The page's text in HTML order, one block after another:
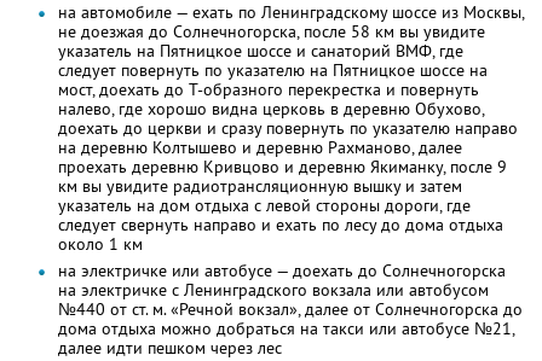
на автомобиле — ехать по Ленинградскому шоссе из Москвы,
не доезжая до Солнечногорска, после 58 км вы увидите
указатель на Пятницкое шоссе и санаторий ВМФ, где
следует повернуть по указателю на Пятницкое шоссе на
мост, доехать до Т-образного перекрестка и повернуть
налево, где хорошо видна церковь в деревню Обухово,
доехать до церкви и сразу повернуть по указателю направо
на деревню Колтышево и деревню Рахманово, далее
проехать деревню Кривцово и деревню Якиманку, после 9
км вы увидите радиотрансляционную вышку и затем
указатель на дом отдыха с левой стороны дороги, где
следует свернуть направо и ехать по лесу до дома отдыха
около 1 км
на электричке или автобусе — доехать до Солнечногорска
на электричке с Ленинградского вокзала или автобусом
№440 от ст. м. «Речной вокзал», далее от Солнечногорска до
дома отдыха можно добраться на такси или автобусе №21,
далее идти пешком через лес